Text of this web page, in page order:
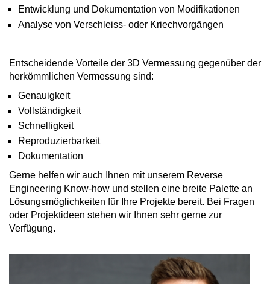
Entwicklung und Dokumentation von Modifikationen
Analyse von Verschleiss- oder Kriechvorgängen
Entscheidende Vorteile der 3D Vermessung gegenüber der
herkömmlichen Vermessung sind:
Genauigkeit
Vollständigkeit
Schnelligkeit
Reproduzierbarkeit
Dokumentation
Gerne helfen wir auch Ihnen mit unserem Reverse
Engineering Know-how und stellen eine breite Palette an
Lösungsmöglichkeiten für Ihre Projekte bereit. Bei Fragen
oder Projektideen stehen wir Ihnen sehr gerne zur
Verfügung.